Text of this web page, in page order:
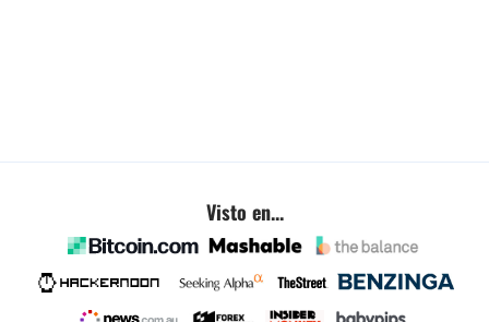
Visto en...